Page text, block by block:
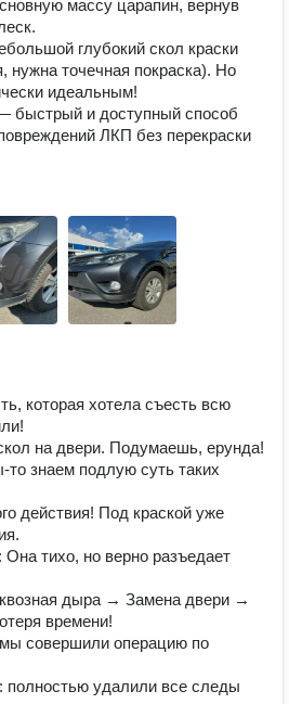
массу царапин, вернув
глубокий скол краски
нужна точечная покраска). Но
идеальным!
быстрый и доступный способ
ЛКП без перекраски
которая хотела съесть всю
на двери. Подумаешь, ерунда!
знаем подлую суть таких
действия! Под краской уже
Она тихо, но верно разъедает
дыра → Замена двери →
времени!
совершили операцию по
полностью удалили все следы